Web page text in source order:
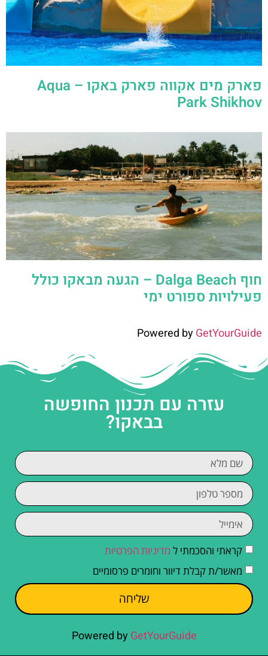
פארק מים אקווה פארק באקו – Aqua
Park Shikhov
חוף Dalga Beach – הגעה מבאקו כולל
פעילויות ספורט ימי
Powered byGetYourGuide
עזרה עם תכנון החופשה
בבאקו?
קראתי והסכמתי ל מדיניות הפרטיות
מאשר/ת קבלת דיוור וחומרים פרסומיים
שליחה
Powered by GetYourGuide